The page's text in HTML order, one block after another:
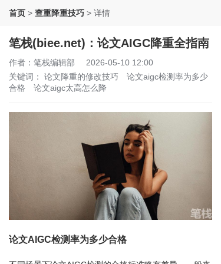
首页 > 查重降重技巧 > 详情
笔栈(biee.net)：论文AIGC降重全指南
作者：笔栈编辑部
2026-05-10 12:00
关键词： 论文降重的修改技巧
论文aigc检测率为多少
合格
论文aigc太高怎么降
论文AIGC检测率为多少合格